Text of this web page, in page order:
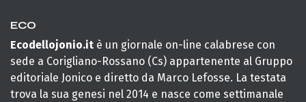
ECO
Ecodellojonio.it è un giornale on-line calabrese con
sede a Corigliano-Rossano (Cs) appartenente al Gruppo
editoriale Jonico e diretto da Marco Lefosse. La testata
trova la sua genesi nel 2014 e nasce come settimanale